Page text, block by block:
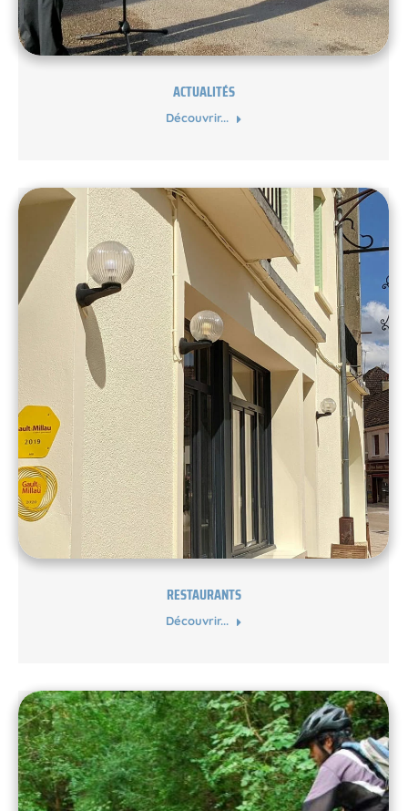
ACTUALITÉS
Découvrir...
RESTAURANTS
Découvrir...